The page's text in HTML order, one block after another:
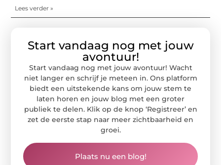
Lees verder »
Start vandaag nog met jouw
avontuur!
Start vandaag nog met jouw avontuur! Wacht
niet langer en schrijf je meteen in. Ons platform
biedt een uitstekende kans om jouw stem te
laten horen en jouw blog met een groter
publiek te delen. Klik op de knop ‘Registreer’ en
zet de eerste stap naar meer zichtbaarheid en
groei.
Plaats nu een blog!